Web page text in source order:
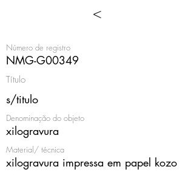
<
Número de registro
NMG-G00349
Título
s/titulo
Denominação do objeto
xilogravura
Material/ técnica
xilogravura impressa em papel kozo